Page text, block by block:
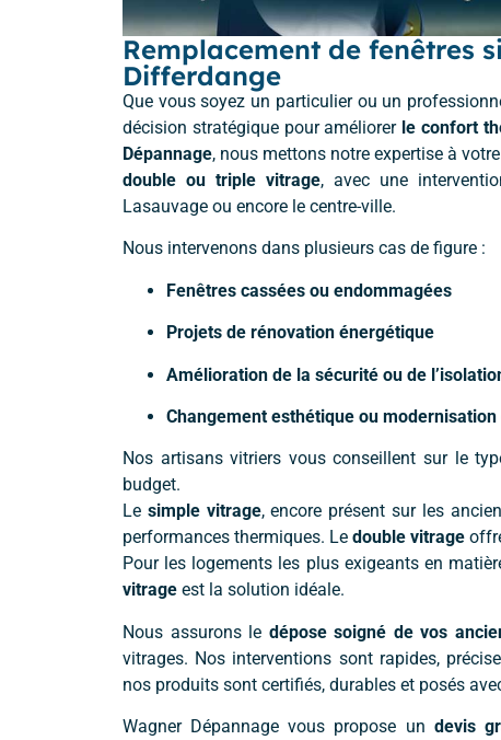
Remplacement de fenêtres
Differdange
Que vous soyez un particulier ou un
décision stratégique pour améliorer le confort
Dépannage, nous mettons notre expertise à
double ou triple vitrage, avec une
Lasauvage ou encore le centre-ville.
Nous intervenons dans plusieurs cas de figure :
Fenêtres cassées ou endommagées
Projets de rénovation énergétique
Amélioration de la sécurité ou de
Changement esthétique ou modernisation
Nos artisans vitriers vous conseillent sur le
budget.
Le simple vitrage, encore présent sur les
performances thermiques. Le double vitrage
Pour les logements les plus exigeants en
vitrage est la solution idéale.
Nous assurons le dépose soigné de vos
vitrages. Nos interventions sont rapides,
nos produits sont certifiés, durables et posés
Wagner Dépannage vous propose un devis